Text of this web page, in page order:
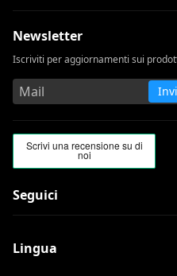
Newsletter
Iscriviti per aggiornamenti sui
Seguici
Lingua